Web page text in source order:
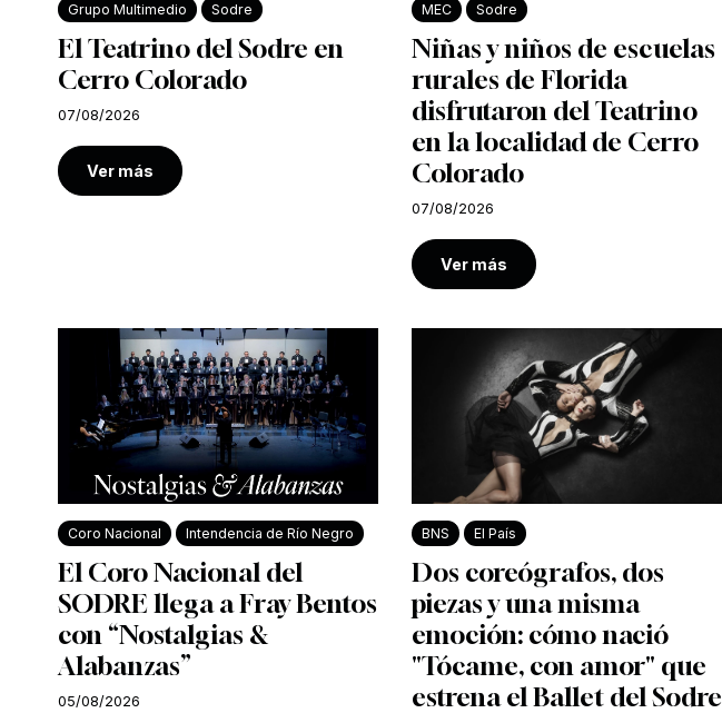
Grupo Multimedio Sodre
El Teatrino del Sodre en
Cerro Colorado
07/08/2026
Ver más
MEC Sodre
Niñas y niños de escuelas
rurales de Florida
disfrutaron del Teatrino
en la localidad de Cerro
Colorado
07/08/2026
Ver más
Coro Nacional Intendencia de Río Negro
El Coro Nacional del
SODRE llega a Fray Bentos
con “Nostalgias &
Alabanzas”
05/08/2026
BNS El País
Dos coreógrafos, dos
piezas y una misma
emoción: cómo nació
"Tócame, con amor" que
estrena el Ballet del Sodre